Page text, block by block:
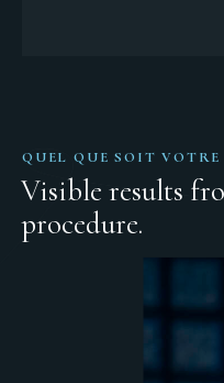
QUEL QUE SOIT VOTRE
Visible results
procedure.